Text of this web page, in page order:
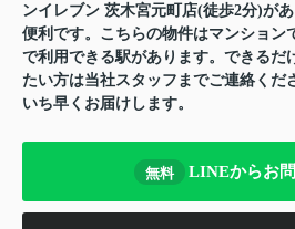
ンイレブン 茨木宮元町店(徒歩2分)が
便利です。こちらの物件はマンション
で利用できる駅があります。できるだ
たい方は当社スタッフまでご連絡くだ
いち早くお届けします。
無料 LINEからお